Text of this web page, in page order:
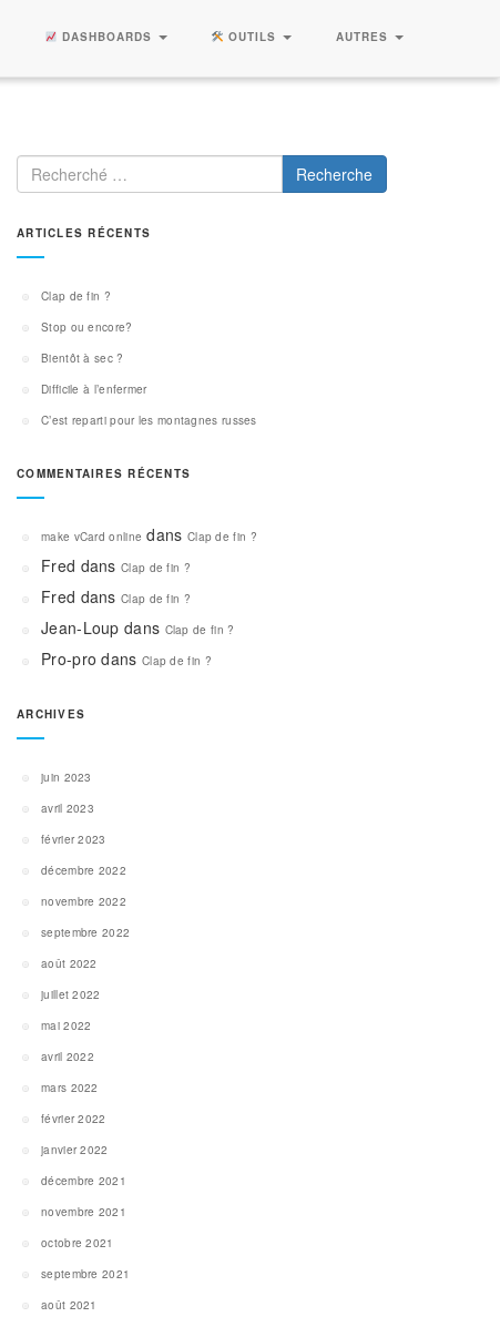
DASHBOARDS OUTILS AUTRES
Recherche
ARTICLES RÉCENTS
Clap de fin ?
Stop ou encore?
Bientôt à sec ?
Difficile à l’enfermer
C’est reparti pour les montagnes russes
COMMENTAIRES RÉCENTS
make vCard online dans Clap de fin ?
Fred dansClap de fin ?
Fred dansClap de fin ?
Jean-Loup dans Clap de fin ?
Pro-pro dans Clap de fin ?
ARCHIVES
juin 2023
avril 2023
février 2023
décembre 2022
novembre 2022
septembre 2022
août 2022
juillet 2022
mai 2022
avril 2022
mars 2022
février 2022
janvier 2022
décembre 2021
novembre 2021
octobre 2021
septembre 2021
août 2021